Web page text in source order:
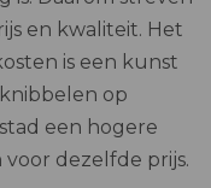
en kwaliteit. Het
is een kunst
op
een hogere
dezelfde prijs.